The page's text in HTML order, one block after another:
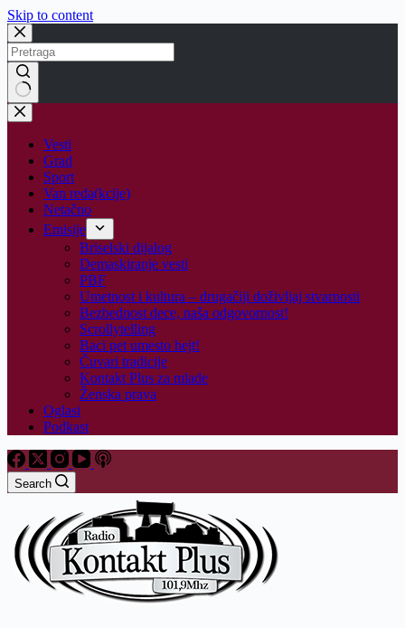
Skip to content
No
results
Vesti
Grad
Sport
Van reda(kcije)
Netačno
Emisije
Briselski dijalog
Demaskiranje vesti
PBF
Umetnost i kultura – drugačiji doživljaj stvarnosti
Bezbednost dece, naša odgovornost!
Scrollytelling
Baci pet umesto hejt!
Čuvari tradicije
Kontakt Plus za mlade
Ženska prava
Oglasi
Podkast
Search